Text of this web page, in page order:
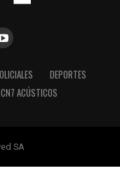
DEPORTES
CN7 ACÚSTICOS
SA